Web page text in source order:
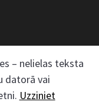
Zaļenieku
3011, Latvija
– nelielas teksta
datorā vai
Uzziniet